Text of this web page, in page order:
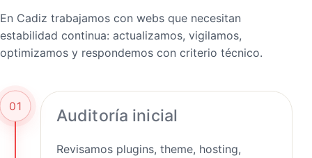
En Cadiz trabajamos con webs que necesitan
estabilidad continua: actualizamos, vigilamos,
optimizamos y respondemos con criterio técnico.
01 Auditoría inicial
Revisamos plugins, theme, hosting,